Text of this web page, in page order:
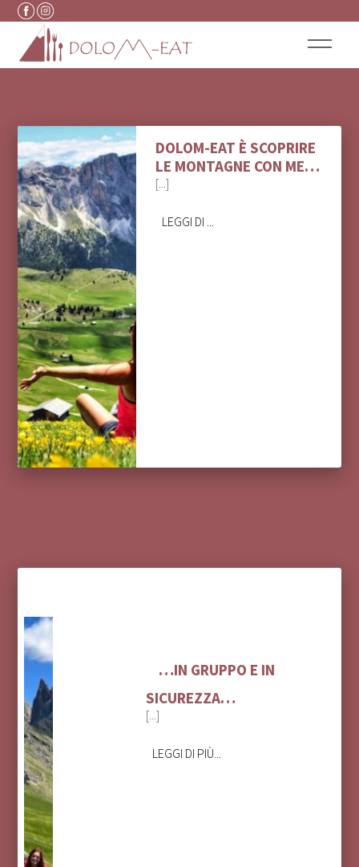
Vai al contenuto
DOLOM-EAT È SCOPRIRE
LE MONTAGNE CON ME…
[...]
LEGGI DI ...
…IN GRUPPO E IN
SICUREZZA…
[...]
LEGGI DI PIÙ...